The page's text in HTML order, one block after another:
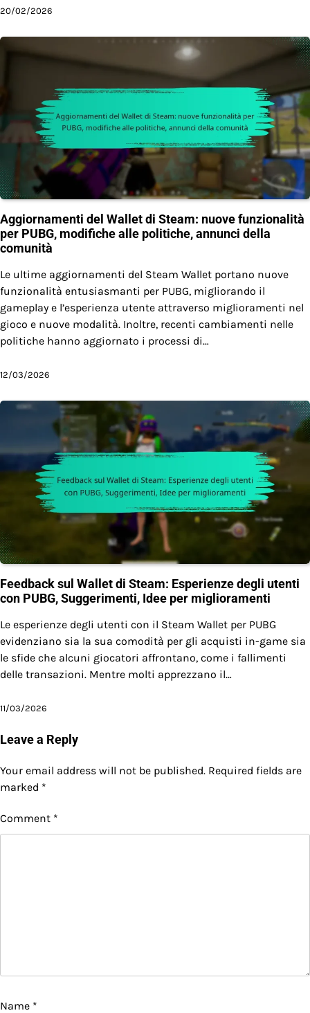
20/02/2026
Aggiornamenti del Wallet di Steam: nuove funzionalità
per PUBG, modifiche alle politiche, annunci della
comunità
Le ultime aggiornamenti del Steam Wallet portano nuove
funzionalità entusiasmanti per PUBG, migliorando il
gameplay e l’esperienza utente attraverso miglioramenti nel
gioco e nuove modalità. Inoltre, recenti cambiamenti nelle
politiche hanno aggiornato i processi di…
12/03/2026
Feedback sul Wallet di Steam: Esperienze degli utenti
con PUBG, Suggerimenti, Idee per miglioramenti
Le esperienze degli utenti con il Steam Wallet per PUBG
evidenziano sia la sua comodità per gli acquisti in-game sia
le sfide che alcuni giocatori affrontano, come i fallimenti
delle transazioni. Mentre molti apprezzano il…
11/03/2026
Leave a Reply
Your email address will not be published. Required fields are
marked *
Comment *
Name *